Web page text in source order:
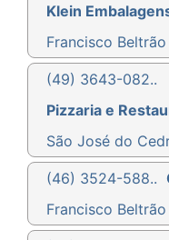
Klein
Francisco
(49) 3643-082..
Pizzaria e
São José do
(46) 3524-588..
Francisco